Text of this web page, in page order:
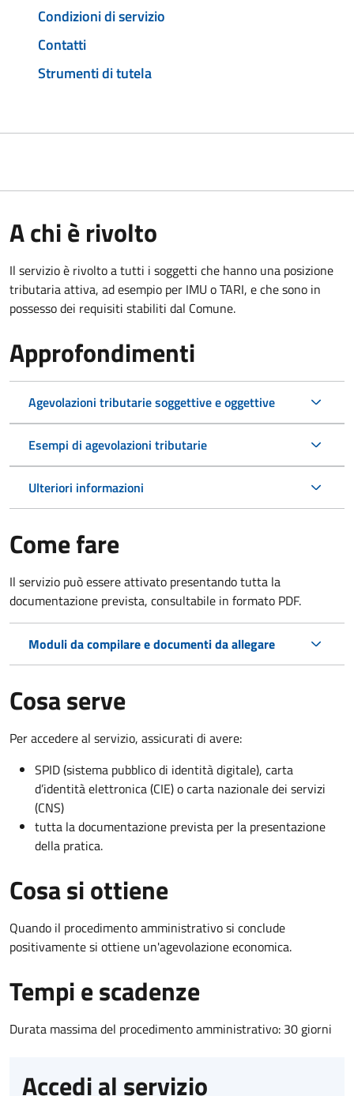
Condizioni di servizio
Contatti
Strumenti di tutela
A chi è rivolto
Il servizio è rivolto a tutti i soggetti che hanno una posizione
tributaria attiva, ad esempio per IMU o TARI, e che sono in
possesso dei requisiti stabiliti dal Comune.
Approfondimenti
Agevolazioni tributarie soggettive e oggettive
Esempi di agevolazioni tributarie
Ulteriori informazioni
Come fare
Il servizio può essere attivato presentando tutta la
documentazione prevista, consultabile in formato PDF.
Moduli da compilare e documenti da allegare
Cosa serve
Per accedere al servizio, assicurati di avere:
SPID (sistema pubblico di identità digitale), carta
d’identità elettronica (CIE) o carta nazionale dei servizi
(CNS)
tutta la documentazione prevista per la presentazione
della pratica.
Cosa si ottiene
Quando il procedimento amministrativo si conclude
positivamente si ottiene un'agevolazione economica.
Tempi e scadenze
Durata massima del procedimento amministrativo: 30 giorni
Accedi al servizio